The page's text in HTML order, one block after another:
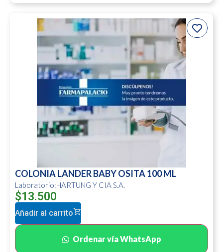
COLONIA LANDER BABY OSITA 100 ML
Laboratorio:HARTUNG Y CIA S.A.
$13.500
Añadir al carrito
Ordenar vía WhatsApp